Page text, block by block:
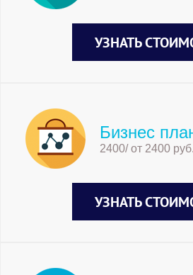
УЗНАТЬ
Бизнес
2400/ от 2400 руб.
УЗНАТЬ